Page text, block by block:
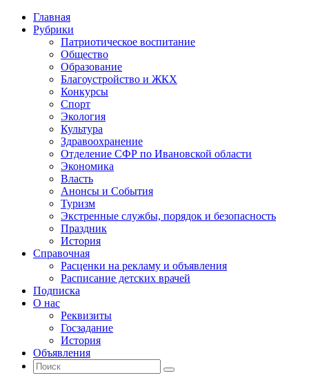
Главная
Рубрики
Патриотическое воспитание
Общество
Образование
Благоустройство и ЖКХ
Конкурсы
Спорт
Экология
Культура
Здравоохранение
Отделение СФР по Ивановской области
Экономика
Власть
Анонсы и События
Туризм
Экстренные службы, порядок и безопасность
Праздник
История
Справочная
Расценки на рекламу и объявления
Расписание детских врачей
Подписка
О нас
Реквизиты
Госзадание
История
Объявления
Поиск
Искать:
Поиск